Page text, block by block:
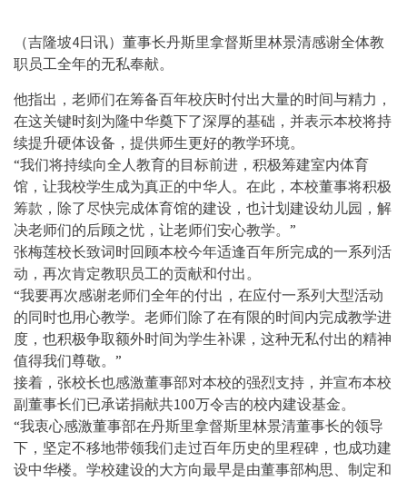
（吉隆坡4日讯）董事长丹斯里拿督斯里林景清感谢全体教
职员工全年的无私奉献。
他指出，老师们在筹备百年校庆时付出大量的时间与精力，
在这关键时刻为隆中华奠下了深厚的基础，并表示本校将持
续提升硬体设备，提供师生更好的教学环境。
“我们将持续向全人教育的目标前进，积极筹建室内体育
馆，让我校学生成为真正的中华人。在此，本校董事将积极
筹款，除了尽快完成体育馆的建设，也计划建设幼儿园，解
决老师们的后顾之忧，让老师们安心教学。”
张梅莲校长致词时回顾本校今年适逢百年所完成的一系列活
动，再次肯定教职员工的贡献和付出。
“我要再次感谢老师们全年的付出，在应付一系列大型活动
的同时也用心教学。老师们除了在有限的时间内完成教学进
度，也积极争取额外时间为学生补课，这种无私付出的精神
值得我们尊敬。”
接着，张校长也感激董事部对本校的强烈支持，并宣布本校
副董事长们已承诺捐献共100万令吉的校内建设基金。
“我衷心感激董事部在丹斯里拿督斯里林景清董事长的领导
下，坚定不移地带领我们走过百年历史的里程碑，也成功建
设中华楼。学校建设的大方向最早是由董事部构思、制定和